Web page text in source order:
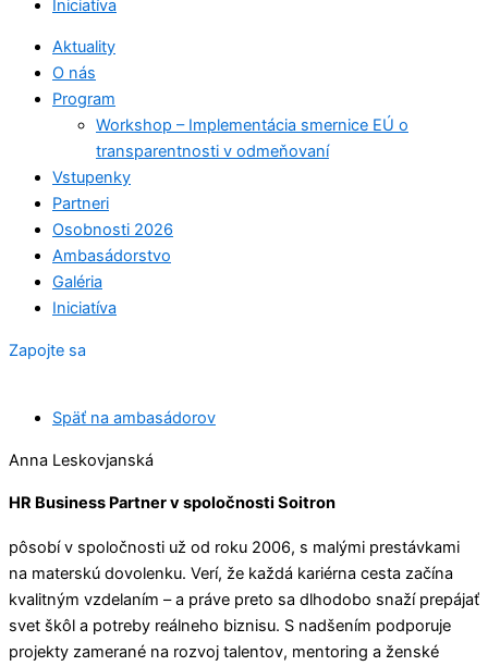
Iniciatíva
Aktuality
O nás
Program
Workshop – Implementácia smernice EÚ o
transparentnosti v odmeňovaní
Vstupenky
Partneri
Osobnosti 2026
Ambasádorstvo
Galéria
Iniciatíva
Zapojte sa
Späť na ambasádorov
Anna Leskovjanská
HR Business Partner v spoločnosti Soitron
pôsobí v spoločnosti už od roku 2006, s malými prestávkami
na materskú dovolenku. Verí, že každá kariérna cesta začína
kvalitným vzdelaním – a práve preto sa dlhodobo snaží prepájať
svet škôl a potreby reálneho biznisu. S nadšením podporuje
projekty zamerané na rozvoj talentov, mentoring a ženské